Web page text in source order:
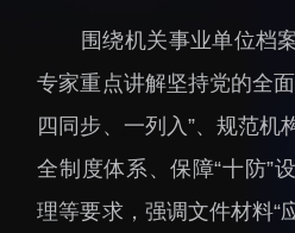
招生信息
学位培养
学生工作
学生就业
教育动态
围绕机关事业单位档
专家重点讲解坚持党的全面
四同步、一列入”、规范机
全制度体系、保障“十防”
理等要求，强调文件材料“